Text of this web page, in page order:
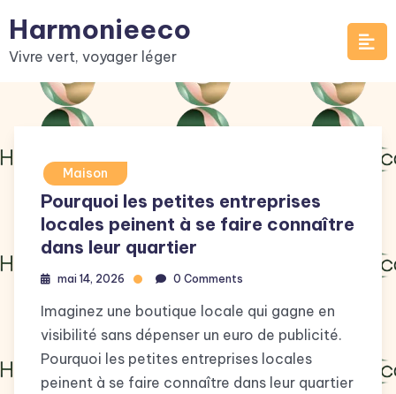
to
content
Harmonieeco
Vivre vert, voyager léger
Maison
Pourquoi les petites entreprises
locales peinent à se faire connaître
dans leur quartier
mai 14, 2026 0 Comments
Imaginez une boutique locale qui gagne en
visibilité sans dépenser un euro de publicité.
Pourquoi les petites entreprises locales
peinent à se faire connaître dans leur quartier